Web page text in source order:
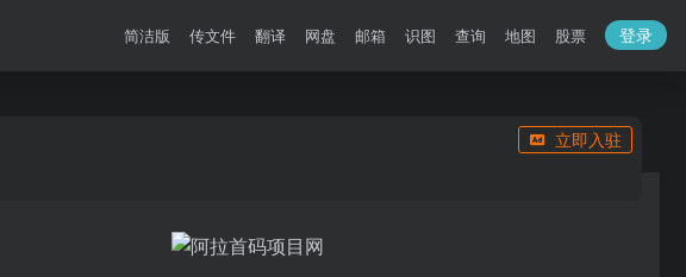
简洁版 传文件 翻译 网盘 邮箱 识图 查询 地图 股票 登录
立即入驻